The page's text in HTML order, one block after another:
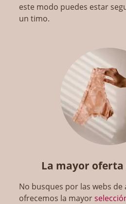
este modo puedes estar
un timo.
La mayor oferta
No busques por las webs de
ofrecemos la mayor